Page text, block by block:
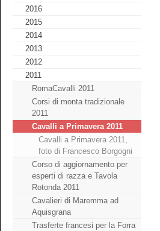
2016
2015
2014
2013
2012
2011
RomaCavalli 2011
Corsi di monta tradizionale
2011
Cavalli a Primavera 2011
Cavalli a Primavera 2011,
foto di Francesco Borgogni
Corso di aggiornamento per
esperti di razza e Tavola
Rotonda 2011
Cavalieri di Maremma ad
Aquisgrana
Trasferte francesi per la Forra